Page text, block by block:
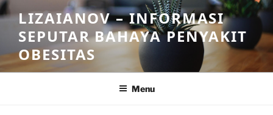
Skip
to
content
LIZAIANOV – INFORMASI
SEPUTAR BAHAYA PENYAKIT
OBESITAS
Menu